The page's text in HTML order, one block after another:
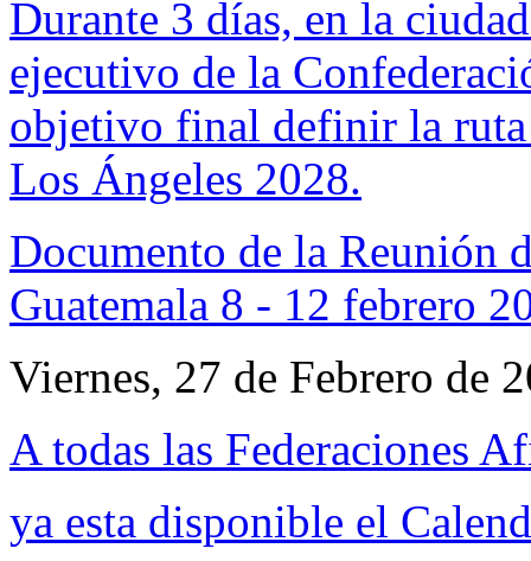
Durante 3 días, en la
ejecutivo de la
objetivo final definir la ruta
Los Ángeles 2028.
Documento de la Reunión
Guatemala 8 - 12 febrero
Viernes, 27 de Febrero de
A todas las Federaciones
ya esta disponible el